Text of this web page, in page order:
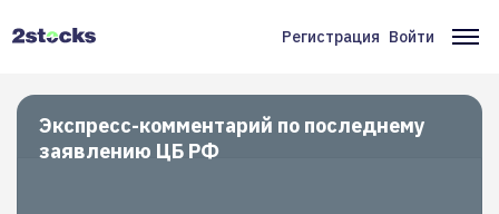
Меню
учётной
записи
Регистрация Войти
Экспресс-комментарий по последнему
заявлению ЦБ РФ